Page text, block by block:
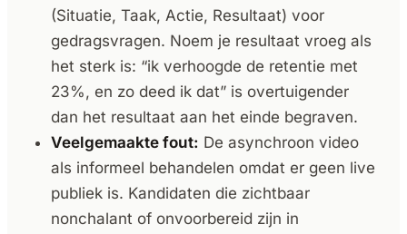
(Situatie, Taak, Actie, Resultaat) voor
gedragsvragen. Noem je resultaat vroeg als
het sterk is: “ik verhoogde de retentie met
23%, en zo deed ik dat” is overtuigender
dan het resultaat aan het einde begraven.
Veelgemaakte fout: De asynchroon video
als informeel behandelen omdat er geen live
publiek is. Kandidaten die zichtbaar
nonchalant of onvoorbereid zijn in